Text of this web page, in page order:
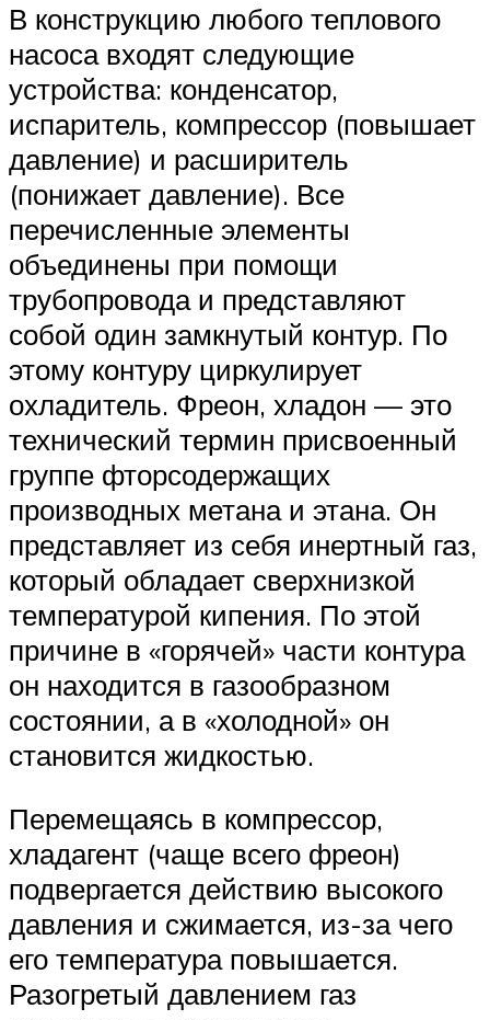
В конструкцию любого теплового
насоса входят следующие
устройства: конденсатор,
испаритель, компрессор (повышает
давление) и расширитель
(понижает давление). Все
перечисленные элементы
объединены при помощи
трубопровода и представляют
собой один замкнутый контур. По
этому контуру циркулирует
охладитель. Фреон, хладон — это
технический термин присвоенный
группе фторсодержащих
производных метана и этана. Он
представляет из себя инертный газ,
который обладает сверхнизкой
температурой кипения. По этой
причине в «горячей» части контура
он находится в газообразном
состоянии, а в «холодной» он
становится жидкостью.
Перемещаясь в компрессор,
хладагент (чаще всего фреон)
подвергается действию высокого
давления и сжимается, из-за чего
его температура повышается.
Разогретый давлением газ